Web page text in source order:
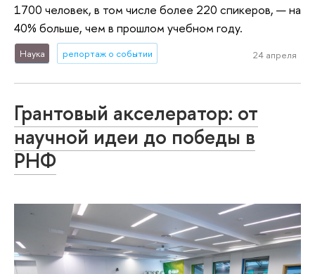
1700 человек, в том числе более 220 спикеров, — на
40% больше, чем в прошлом учебном году.
Наука репортаж о событии 24 апреля
Грантовый акселератор: от
научной идеи до победы в
РНФ